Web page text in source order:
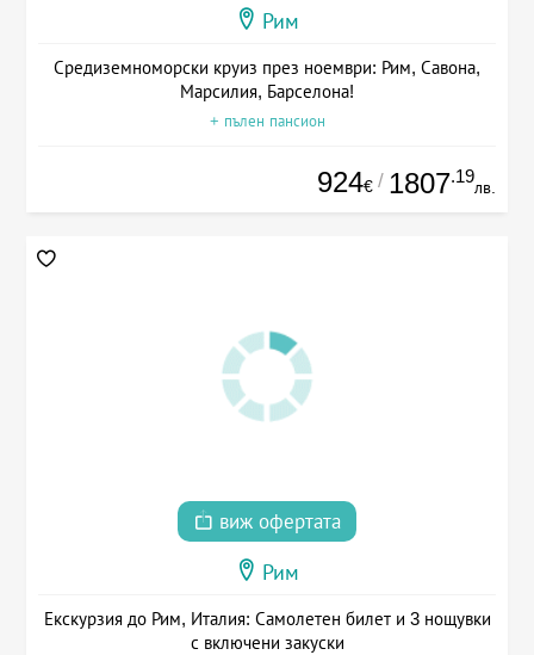
Рим
Средиземноморски круиз през ноември: Рим, Савона,
Марсилия, Барселона!
+ пълен пансион
924€ / 1807.19
лв.
виж офертата
Рим
Екскурзия до Рим, Италия: Самолетен билет и 3 нощувки
с включени закуски